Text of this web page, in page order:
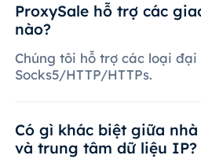
ProxySale hỗ trợ các
nào?
Chúng tôi hỗ trợ các loại đại
Socks5/HTTP/HTTPs.
Có gì khác biệt giữa
và trung tâm dữ liệu IP?